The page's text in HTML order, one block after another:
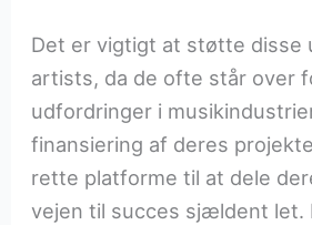
Det er vigtigt at støtte disse
artists, da de ofte står over
udfordringer i
finansiering af deres
rette platforme til at dele
vejen til succes sjældent let.